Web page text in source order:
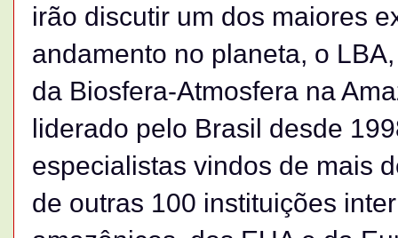
irão discutir um dos maiores
andamento no planeta, o
da Biosfera-Atmosfera na
liderado pelo Brasil desde
especialistas vindos de mais
de outras 100 instituições